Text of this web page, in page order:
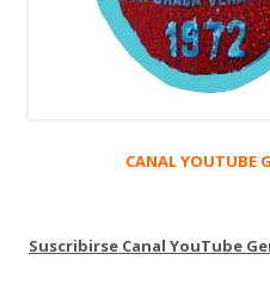
CANAL YOUTUBE
Suscribirse Canal YouTube